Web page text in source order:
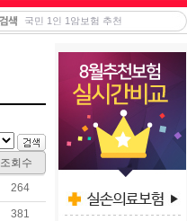
조회수
264
381